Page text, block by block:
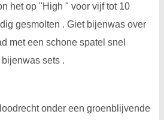
het op "High " voor vijf tot 10
gesmolten . Giet bijenwas over
met een schone spatel snel
sets .
onder een groenblijvende